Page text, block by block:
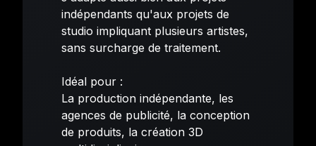
indépendants qu'aux projets de
studio impliquant plusieurs artistes,
sans surcharge de traitement.
Idéal pour :
La production indépendante, les
agences de publicité, la conception
de produits, la création 3D